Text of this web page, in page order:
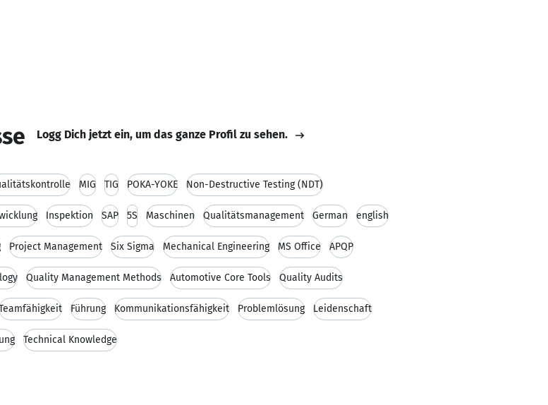
Logg Dich jetzt ein, um das ganze Profil zu sehen.
MIG TIG POKA-YOKE Non-Destructive Testing (NDT)
Inspektion SAP 5S Maschinen Qualitätsmanagement German english
Project Management Six Sigma Mechanical Engineering MS Office APQP
Quality Management Methods Automotive Core Tools Quality Audits
Führung Kommunikationsfähigkeit Problemlösung Leidenschaft
Technical Knowledge